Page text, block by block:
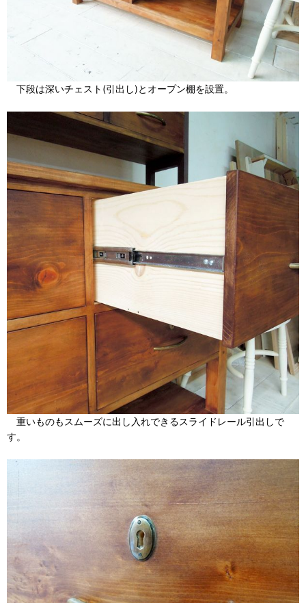
下段は深いチェスト(引出し)とオープン棚を設置。
重いものもスムーズに出し入れできるスライドレール引出しで
す。